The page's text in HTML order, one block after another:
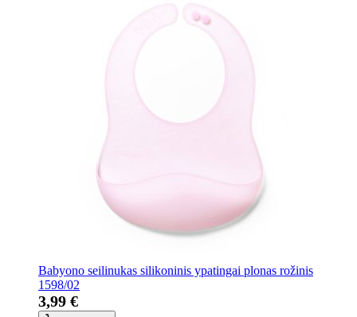
Babyono seilinukas silikoninis ypatingai plonas rožinis
1598/02
3,99 €